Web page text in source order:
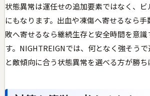
状態異常は運任せの追加要素ではなく、
にもなります。出血や凍傷へ寄せるなら
敗へ寄せるなら継続生存と安全時間を意
す。NIGHTREIGNでは、何となく強そう
と敵傾向に合う状態異常を選べる方が勝ち